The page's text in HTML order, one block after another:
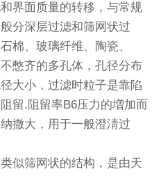
界面质量的转移，与常规
分深层过滤和筛网状过
棉、玻璃纤维、陶瓷、
憋齐的多孔体，孔径分布
大小，过滤时粒子是靠陷
留.阻留率B6压力的増加而
撒大，用于一般澄淸过
似筛网状的结构，是由天